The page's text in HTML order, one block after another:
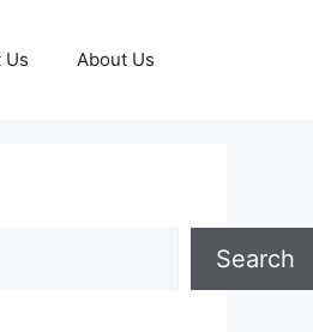
Us About Us
Search